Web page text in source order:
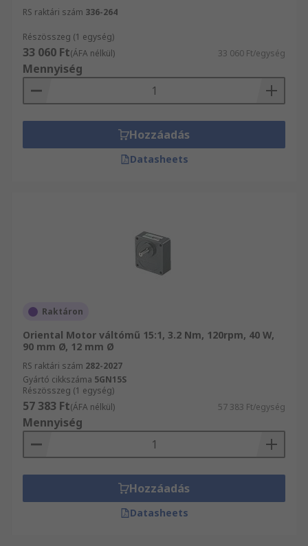
RS raktári szám 336-264
Részösszeg (1 egység)
33 060 Ft(ÁFA nélkül) 33 060 Ft/egység
Mennyiség
Hozzáadás
Datasheets
Raktáron
Oriental Motor váltómű 15:1, 3.2 Nm, 120rpm, 40 W,
90 mm Ø, 12 mm Ø
RS raktári szám 282-2027
Gyártó cikkszáma 5GN15S
Részösszeg (1 egység)
57 383 Ft(ÁFA nélkül) 57 383 Ft/egység
Mennyiség
Hozzáadás
Datasheets